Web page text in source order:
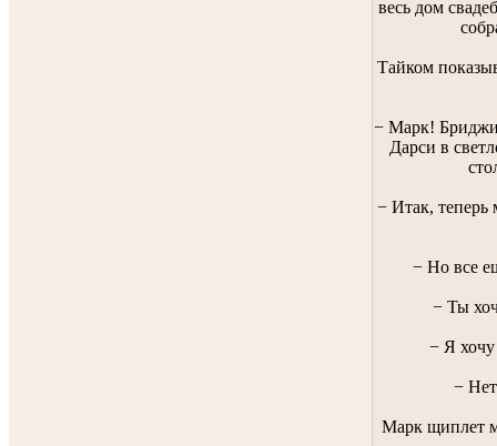
весь дом
Тайком
− Марк!
Дарси в
− Итак, теперь
− Но все
− Ты
− Я хочу
−
Марк щиплет